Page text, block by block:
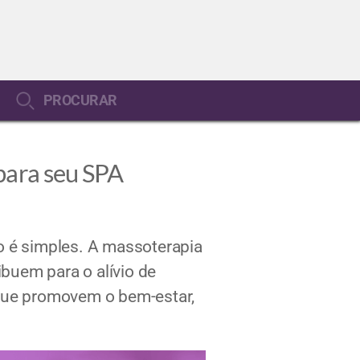
PROCURAR
seu SPA
é simples. A massoterapia
para o alívio de
promovem o bem-estar,